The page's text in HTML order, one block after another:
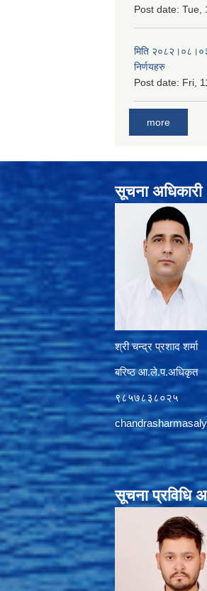
Post date: Tue,
मिति
निर्णयहरु
Post date: Fri,
more
सूचना अधिकारी
श्री चन्द्र प्रशाद शर्मा
बरिष्ठ आ.ले.प.अधिकृत
९८५७८३८०२५
सूचना प्रविधि